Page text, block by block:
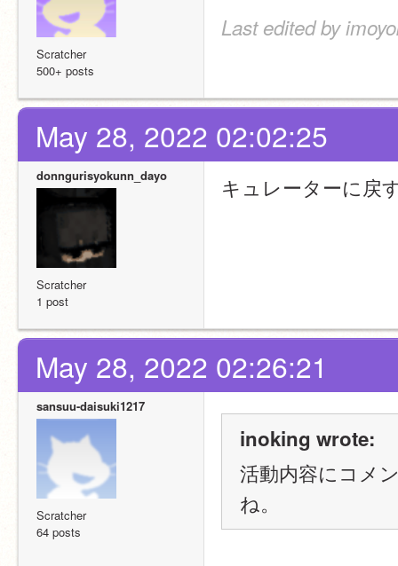
Scratcher
500+ posts
Last edited by
May 28, 2022 02:02:25
donngurisyokunn_dayo
Scratcher
1 post
キュレーターに戻
May 28, 2022 02:26:21
sansuu-daisuki1217
Scratcher
64 posts
inoking wrote:
活動内容にコメ
ね。